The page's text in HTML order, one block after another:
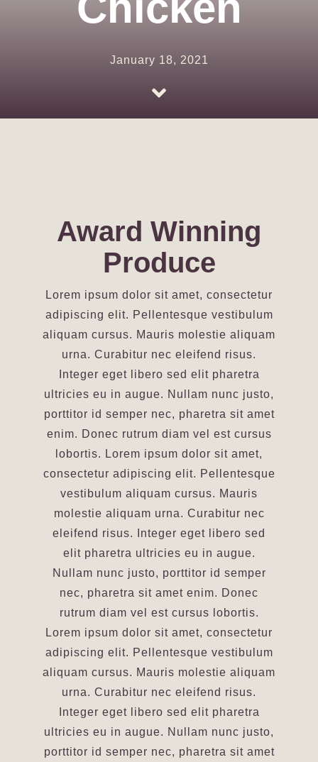
January 18, 2021
Award Winning
Produce
Lorem ipsum dolor sit amet, consectetur
adipiscing elit. Pellentesque vestibulum
aliquam cursus. Mauris molestie aliquam
urna. Curabitur nec eleifend risus.
Integer eget libero sed elit pharetra
ultricies eu in augue. Nullam nunc justo,
porttitor id semper nec, pharetra sit amet
enim. Donec rutrum diam vel est cursus
lobortis. Lorem ipsum dolor sit amet,
consectetur adipiscing elit. Pellentesque
vestibulum aliquam cursus. Mauris
molestie aliquam urna. Curabitur nec
eleifend risus. Integer eget libero sed
elit pharetra ultricies eu in augue.
Nullam nunc justo, porttitor id semper
nec, pharetra sit amet enim. Donec
rutrum diam vel est cursus lobortis.
Lorem ipsum dolor sit amet, consectetur
adipiscing elit. Pellentesque vestibulum
aliquam cursus. Mauris molestie aliquam
urna. Curabitur nec eleifend risus.
Integer eget libero sed elit pharetra
ultricies eu in augue. Nullam nunc justo,
porttitor id semper nec, pharetra sit amet